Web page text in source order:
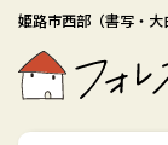
姫路市西部 （書写・大